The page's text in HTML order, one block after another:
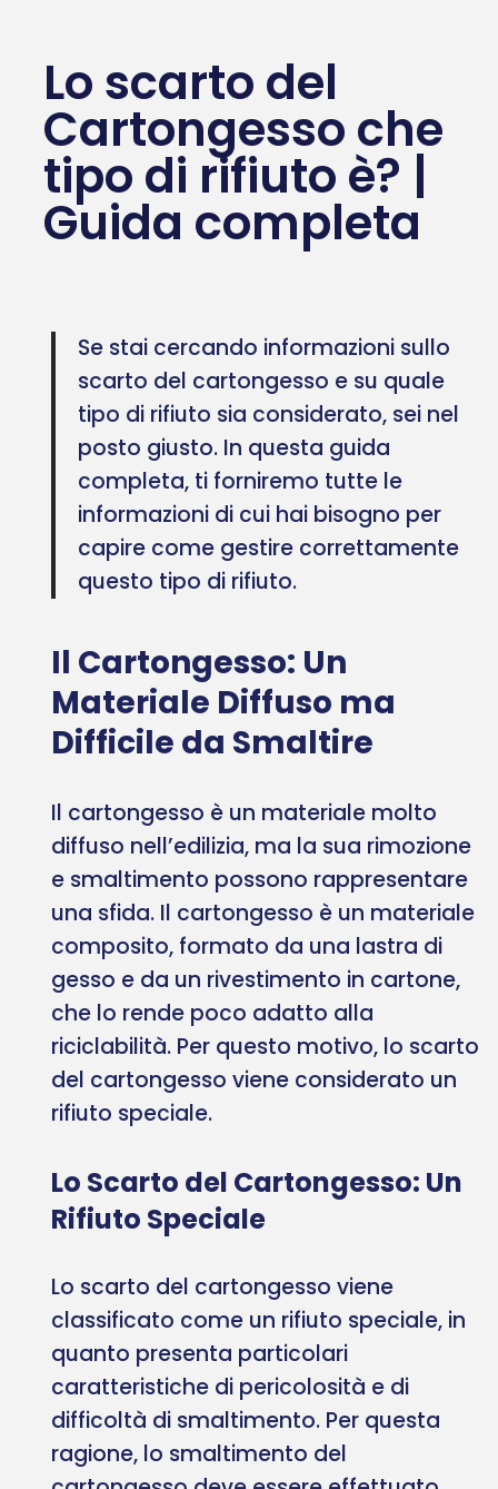
Lo scarto del
Cartongesso che
tipo di rifiuto è? |
Guida completa
Se stai cercando informazioni sullo
scarto del cartongesso e su quale
tipo di rifiuto sia considerato, sei nel
posto giusto. In questa guida
completa, ti forniremo tutte le
informazioni di cui hai bisogno per
capire come gestire correttamente
questo tipo di rifiuto.
Il Cartongesso: Un
Materiale Diffuso ma
Difficile da Smaltire
Il cartongesso è un materiale molto
diffuso nell’edilizia, ma la sua rimozione
e smaltimento possono rappresentare
una sfida. Il cartongesso è un materiale
composito, formato da una lastra di
gesso e da un rivestimento in cartone,
che lo rende poco adatto alla
riciclabilità. Per questo motivo, lo scarto
del cartongesso viene considerato un
rifiuto speciale.
Lo Scarto del Cartongesso: Un
Rifiuto Speciale
Lo scarto del cartongesso viene
classificato come un rifiuto speciale, in
quanto presenta particolari
caratteristiche di pericolosità e di
difficoltà di smaltimento. Per questa
ragione, lo smaltimento del